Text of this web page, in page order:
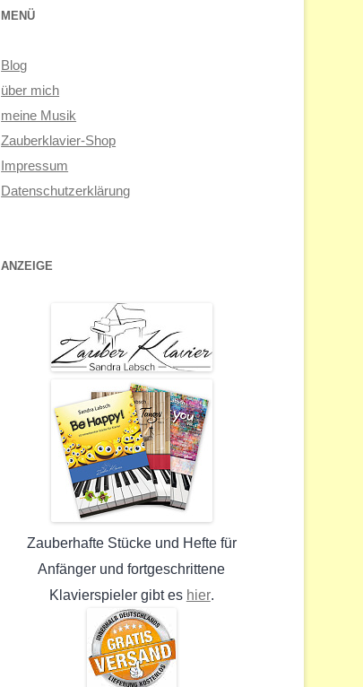
MENÜ
Blog
über mich
meine Musik
Zauberklavier-Shop
Impressum
Datenschutzerklärung
ANZEIGE
Zauberhafte Stücke und Hefte für
Anfänger und fortgeschrittene
Klavierspieler gibt es hier.